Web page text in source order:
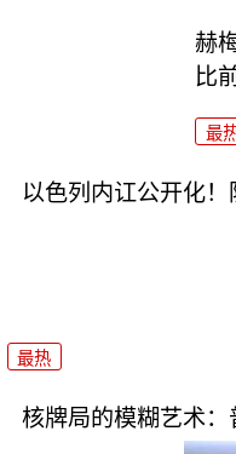
赫
比
最
以色列内讧公开化
最热
核牌局的模糊艺术：